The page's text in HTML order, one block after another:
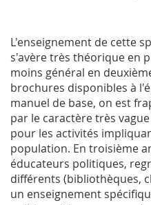
L'enseignement de cette
s'avère très théorique en
moins général en
brochures disponibles à
manuel de base, on est
par le caractère très
pour les activités
population. En troisième
éducateurs politiques,
différents (bibliothèques,
un enseignement